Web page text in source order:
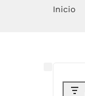
Inicio